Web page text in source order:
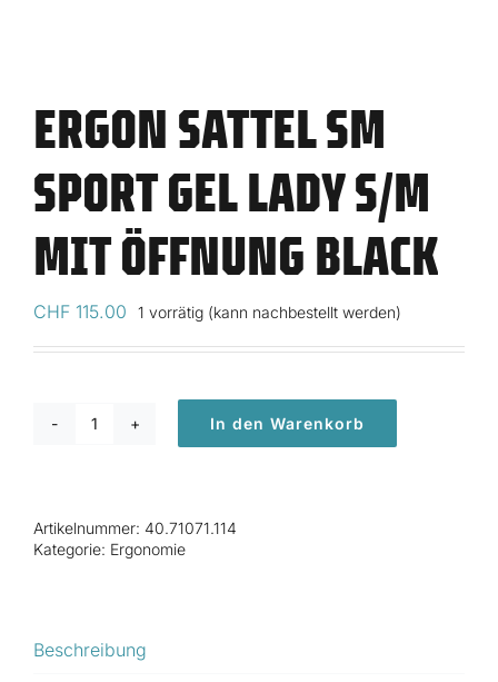
ERGON SATTEL SM
SPORT GEL LADY S/M
MIT ÖFFNUNG BLACK
CHF 115.00 1 vorrätig (kann nachbestellt werden)
Ergon
Gel
Lady
black
In den Warenkorb
Artikelnummer: 40.71071.114
Kategorie: Ergonomie
Beschreibung